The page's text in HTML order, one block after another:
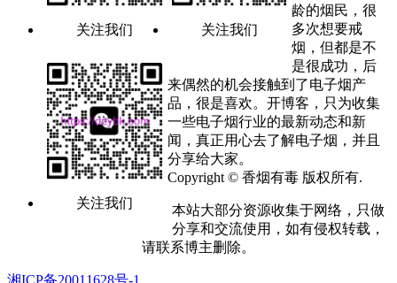
关注我们 关注我们
关注我们
龄的烟民，很
多次想要戒
烟，但都是不
是很成功，后
来偶然的机会接触到了电子烟产
品，很是喜欢。开博客，只为收集
一些电子烟行业的最新动态和新
闻，真正用心去了解电子烟，并且
分享给大家。
Copyright © 香烟有毒 版权所有.
本站大部分资源收集于网络，只做
分享和交流使用，如有侵权转载，
请联系博主删除。
湘ICP备20011628号-1